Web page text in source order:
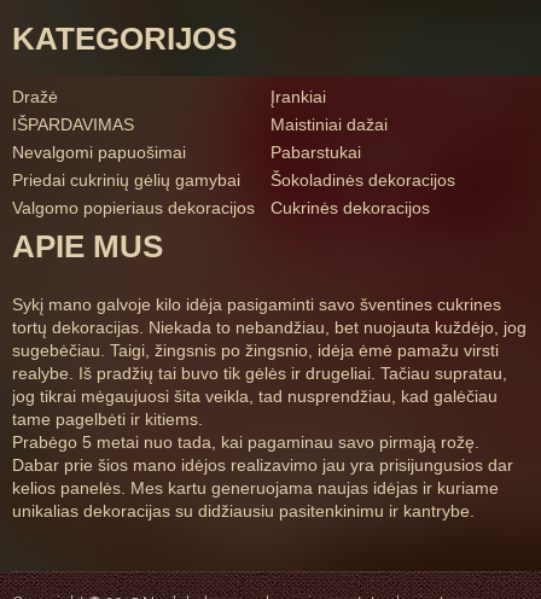
KATEGORIJOS
Dražė
Įrankiai
IŠPARDAVIMAS
Maistiniai dažai
Nevalgomi papuošimai
Pabarstukai
Priedai cukrinių gėlių gamybai
Šokoladinės dekoracijos
Valgomo popieriaus dekoracijos
Cukrinės dekoracijos
APIE MUS
Sykį mano galvoje kilo idėja pasigaminti savo šventines cukrines
tortų dekoracijas. Niekada to nebandžiau, bet nuojauta kuždėjo, jog
sugebėčiau. Taigi, žingsnis po žingsnio, idėja ėmė pamažu virsti
realybe. Iš pradžių tai buvo tik gėlės ir drugeliai. Tačiau supratau,
jog tikrai mėgaujuosi šita veikla, tad nusprendžiau, kad galėčiau
tame pagelbėti ir kitiems.
Prabėgo 5 metai nuo tada, kai pagaminau savo pirmąją rožę.
Dabar prie šios mano idėjos realizavimo jau yra prisijungusios dar
kelios panelės. Mes kartu generuojama naujas idėjas ir kuriame
unikalias dekoracijas su didžiausiu pasitenkinimu ir kantrybe.